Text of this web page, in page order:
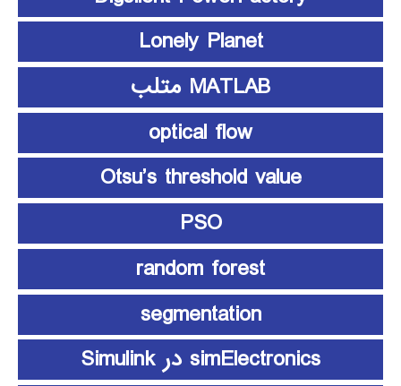
Lonely Planet
MATLAB متلب
optical flow
Otsu’s threshold value
PSO
random forest
segmentation
simElectronics در Simulink